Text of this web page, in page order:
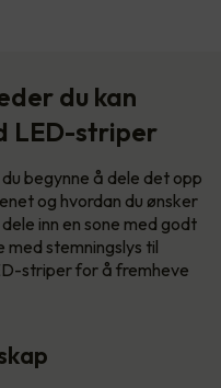
du kan
LED-striper
begynne å dele det opp
og hvordan du ønsker
inn en sone med godt
med stemningslys til
striper for å fremheve